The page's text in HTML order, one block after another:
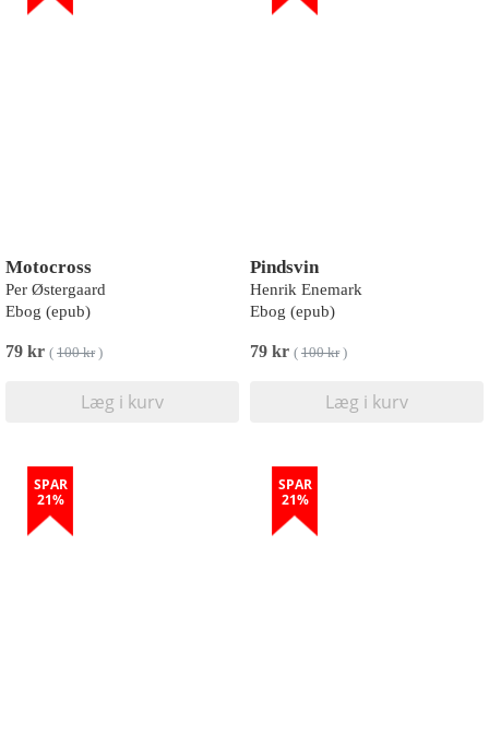
Motocross
Per Østergaard
Ebog (epub)
79 kr ( 100 kr)
Læg i kurv
Pindsvin
Henrik Enemark
Ebog (epub)
79 kr ( 100 kr)
Læg i kurv
SPAR
21%
SPAR
21%